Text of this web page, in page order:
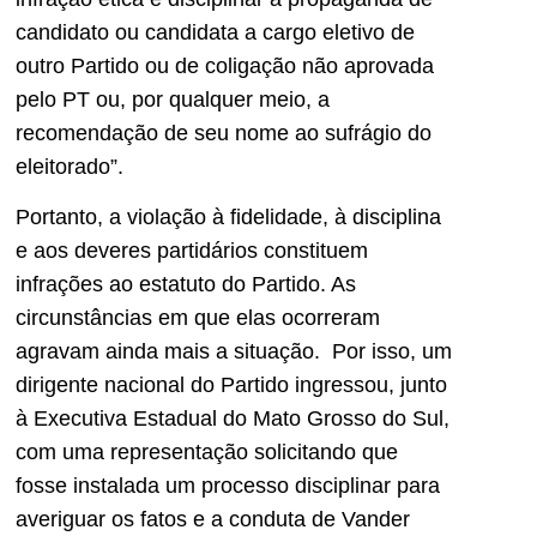
candidato ou candidata a cargo eletivo de
outro Partido ou de coligação não aprovada
pelo PT ou, por qualquer meio, a
recomendação de seu nome ao sufrágio do
eleitorado”.
Portanto, a violação à fidelidade, à disciplina
e aos deveres partidários constituem
infrações ao estatuto do Partido. As
circunstâncias em que elas ocorreram
agravam ainda mais a situação. Por isso, um
dirigente nacional do Partido ingressou, junto
à Executiva Estadual do Mato Grosso do Sul,
com uma representação solicitando que
fosse instalada um processo disciplinar para
averiguar os fatos e a conduta de Vander